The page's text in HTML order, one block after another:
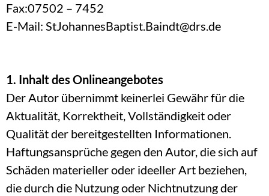
Fax:07502 – 7452
E-Mail: StJohannesBaptist.Baindt@drs.de
1. Inhalt des Onlineangebotes
Der Autor übernimmt keinerlei Gewähr für die
Aktualität, Korrektheit, Vollständigkeit oder
Qualität der bereitgestellten Informationen.
Haftungsansprüche gegen den Autor, die sich auf
Schäden materieller oder ideeller Art beziehen,
die durch die Nutzung oder Nichtnutzung der